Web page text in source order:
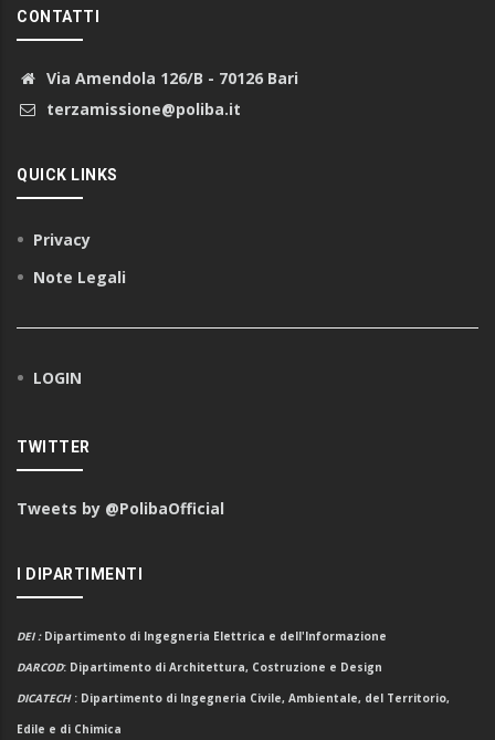
CONTATTI
Via Amendola 126/B - 70126 Bari
terzamissione@poliba.it
QUICK LINKS
Privacy
Note Legali
LOGIN
TWITTER
Tweets by @PolibaOfficial
I DIPARTIMENTI
DEI: Dipartimento di Ingegneria Elettrica e dell'Informazione
DARCOD: Dipartimento di Architettura, Costruzione e Design
DICATECH : Dipartimento di Ingegneria Civile, Ambientale, del Territorio,
Edile e di Chimica